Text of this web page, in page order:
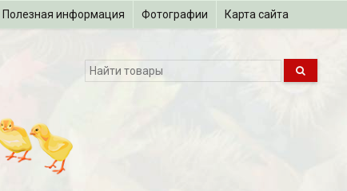
Полезная информация Фотографии Карта сайта